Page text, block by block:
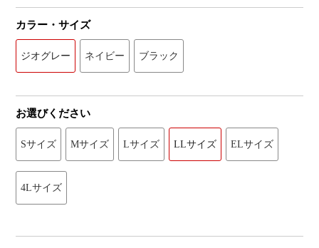
カラー・サイズ
ジオグレー ネイビー ブラック
お選びください
Sサイズ Mサイズ Lサイズ LLサイズ ELサイズ
4Lサイズ